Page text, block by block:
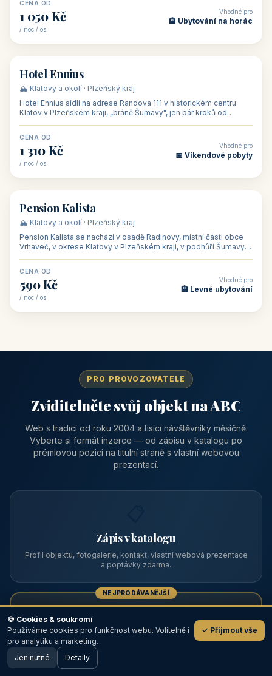
CENA OD
1 050 Kč
/ noc / os.
Vhodné pro
🏨 Ubytování na horác
🏨 hotel
Hotel Ennius
🏔️ Klatovy a okolí · Plzeňský kraj
Hotel Ennius sídlí na adrese Randova 111 v historickém centru
Klatov v Plzeňském kraji, „bráně Šumavy", jen pár kroků od
CENA OD
1 310 Kč
/ noc / os.
Vhodné pro
📅 Víkendové pobyty
🏡 penzion
Pension Kalista
🏔️ Klatovy a okolí · Plzeňský kraj
Pension Kalista se nachází v osadě Radinovy, místní části obce
Vrhaveč, v okrese Klatovy v Plzeňském kraji, v podhůří Šumavy
CENA OD
590 Kč
/ noc / os.
Vhodné pro
🏨 Levné ubytování
PRO PROVOZOVATELE
Zviditelněte svůj objekt na ABC
Web s tradicí od roku 2004 a tisíci návštěvníky měsíčně.
Vyberte si formát inzerce — od zápisu v katalogu po
prémiovou pozici na titulní straně s vlastní webovou
prezentací.
Zápis v katalogu
Profil objektu, fotogalerie, kontakt, vlastní webová prezentace
a poptávky zdarma.
NEJPRODÁVANĚJŠÍ
Prémiový partner
TOP pozice na titulce, přednost ve výpisech, zlatý odznak a
💬
🖥️ Desktop verze
🍪 Cookies & soukromí
Používáme cookies pro funkčnost webu. Volitelně i
pro analytiku a marketing.
✓ Přijmout vše
Jen nutné Detaily